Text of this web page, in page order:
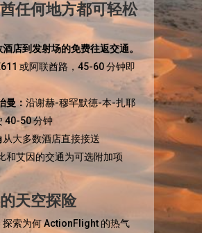
任何地方都可轻松
店到发射场的免费往返交通。
或阿联酋路，45-60 分钟即
曼： 沿谢赫-穆罕默德-本-扎耶
40-50 分钟
从大多数酒店直接接送
和艾因的交通为可选附加项
天空探险
探索为何 ActionFlight 的热气